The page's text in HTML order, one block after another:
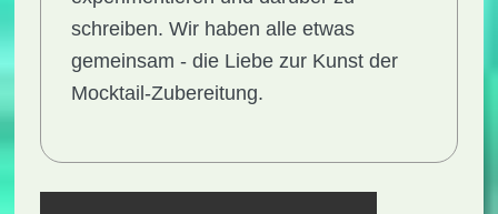
schreiben. Wir haben alle etwas
gemeinsam - die Liebe zur Kunst der
Mocktail-Zubereitung.